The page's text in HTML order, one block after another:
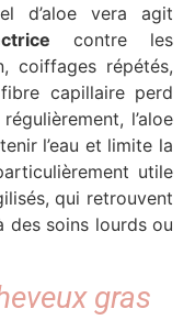
d’aloe vera agit
contre les
coiffages répétés,
capillaire perd
l’aloe
l’eau et limite la
utile
qui retrouvent
des soins lourds ou
gras